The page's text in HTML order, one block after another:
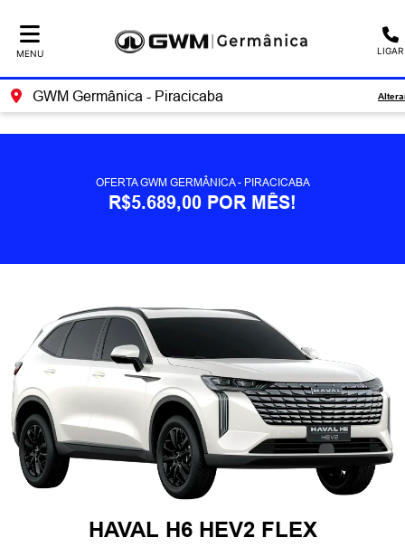
MENU LIGAR
GWM Germânica - Piracicaba
OFERTA GWM GERMÂNICA - PIRACICABA
R$5.689,00 POR MÊS!
HAVAL H6 HEV2 FLEX